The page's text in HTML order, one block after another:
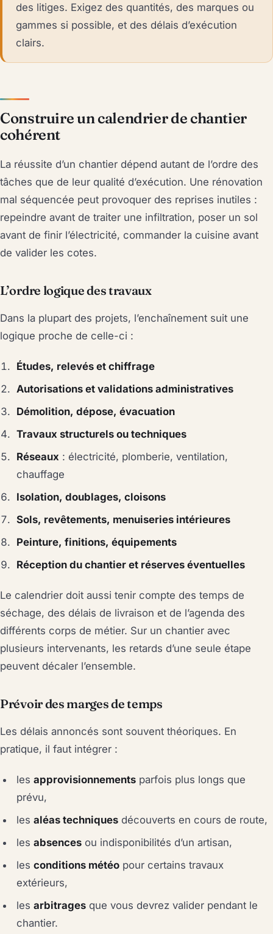
des litiges. Exigez des quantités, des marques ou
gammes si possible, et des délais d’exécution
clairs.
Construire un calendrier de chantier
cohérent
La réussite d’un chantier dépend autant de l’ordre des
tâches que de leur qualité d’exécution. Une rénovation
mal séquencée peut provoquer des reprises inutiles :
repeindre avant de traiter une infiltration, poser un sol
avant de finir l’électricité, commander la cuisine avant
de valider les cotes.
L’ordre logique des travaux
Dans la plupart des projets, l’enchaînement suit une
logique proche de celle-ci :
Études, relevés et chiffrage
Autorisations et validations administratives
Démolition, dépose, évacuation
Travaux structurels ou techniques
Réseaux : électricité, plomberie, ventilation,
chauffage
Isolation, doublages, cloisons
Sols, revêtements, menuiseries intérieures
Peinture, finitions, équipements
Réception du chantier et réserves éventuelles
Le calendrier doit aussi tenir compte des temps de
séchage, des délais de livraison et de l’agenda des
différents corps de métier. Sur un chantier avec
plusieurs intervenants, les retards d’une seule étape
peuvent décaler l’ensemble.
Prévoir des marges de temps
Les délais annoncés sont souvent théoriques. En
pratique, il faut intégrer :
lesapprovisionnements parfois plus longs que
prévu,
lesaléas techniques découverts en cours de route,
lesabsences ou indisponibilités d’un artisan,
lesconditions météo pour certains travaux
extérieurs,
lesarbitrages que vous devrez valider pendant le
chantier.